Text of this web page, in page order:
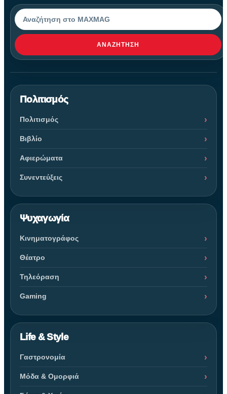
Αναζήτηση
ΑΝΑΖΉΤΗΣΗ
Πολιτισμός
Πολιτισμός
Βιβλίο
Αφιερώματα
Συνεντεύξεις
Ψυχαγωγία
Κινηματογράφος
Θέατρο
Τηλεόραση
Gaming
Life & Style
Γαστρονομία
Μόδα & Ομορφιά